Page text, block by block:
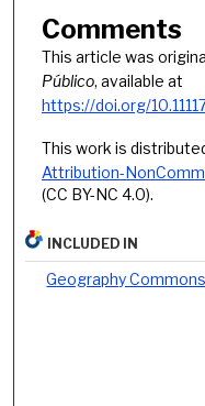
Comments
This article was
Público, available at
https://doi.org/
This work is
Attribution-
(CC BY-NC 4.0).
INCLUDED IN
Geography